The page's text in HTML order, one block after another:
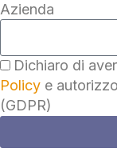
Azienda
Dichiaro di
Policy e
(GDPR)